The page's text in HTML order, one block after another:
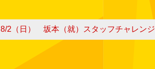
8/2（日） 坂本（就）スタッフチャレンジ